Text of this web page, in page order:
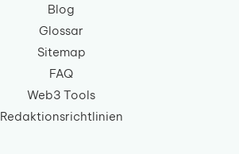
Blog
Glossar
Sitemap
FAQ
Web3 Tools
Redaktionsrichtlinien